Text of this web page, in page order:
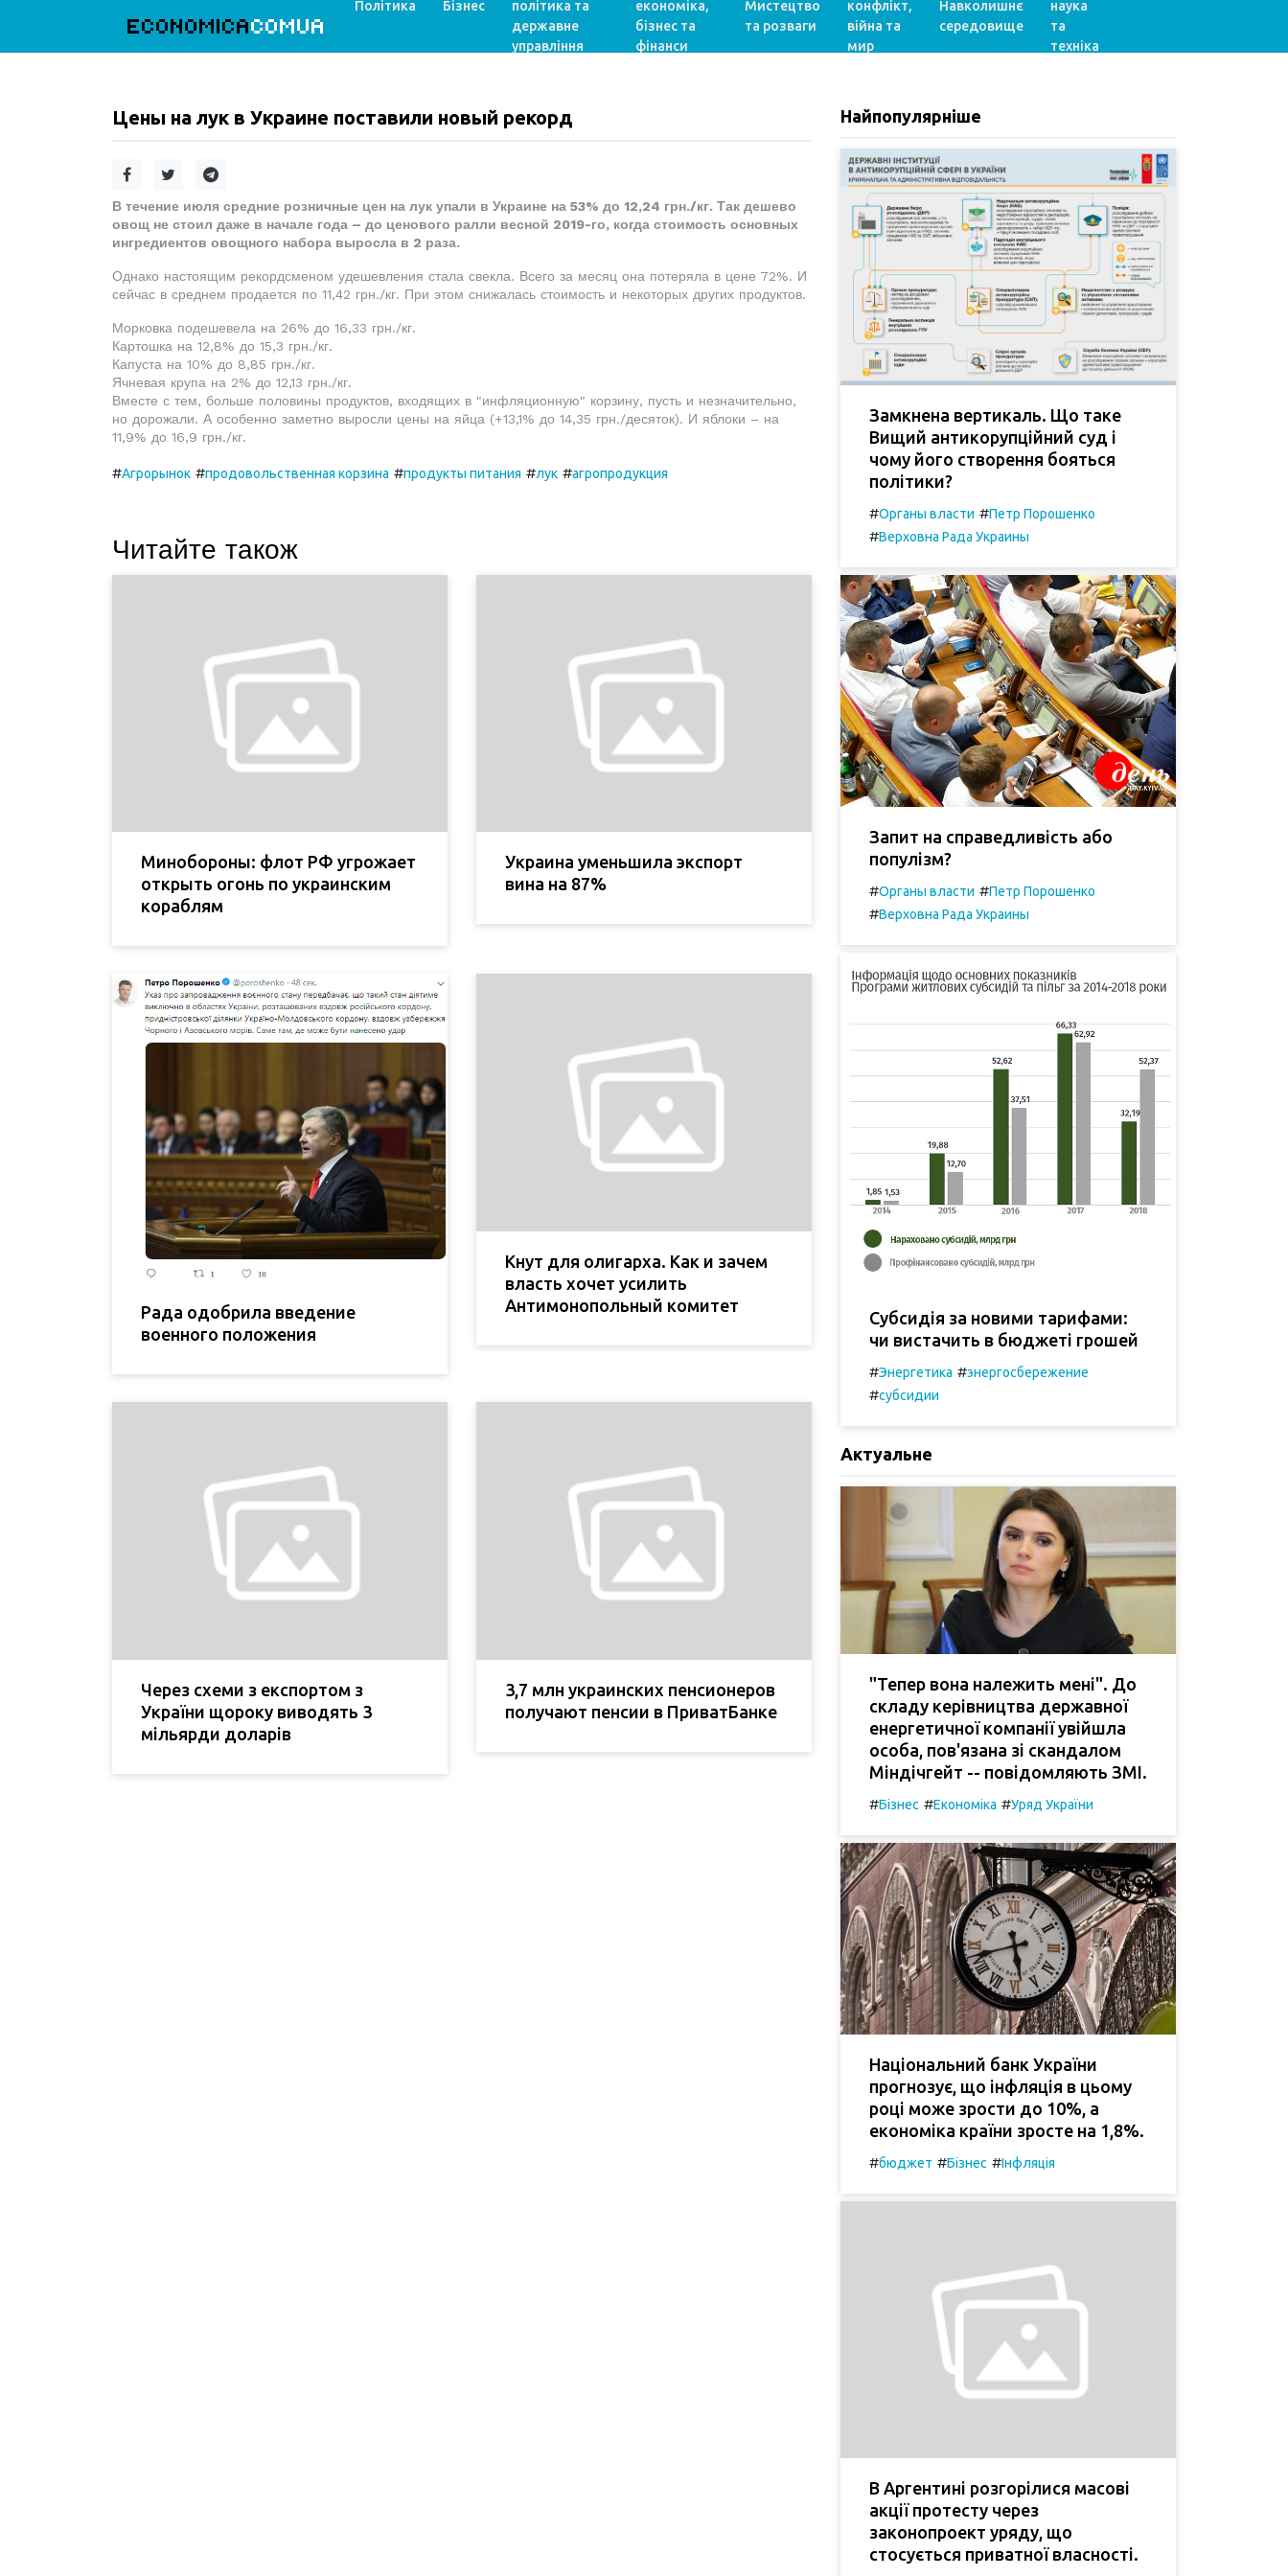
ECONOMICACOMUA
Політика Бізнес
політика та
державне
управління
економіка,
бізнес та
фінанси
Мистецтво
та розваги
конфлікт,
війна та
мир
Навколишнє
середовище
наука
та
техніка
Цены на лук в Украине поставили новый рекорд
В течение июля средние розничные цен на лук упали в Украине на 53% до 12,24 грн./кг. Так дешево
овощ не стоил даже в начале года – до ценового ралли весной 2019-го, когда стоимость основных
ингредиентов овощного набора выросла в 2 раза.
Однако настоящим рекордсменом удешевления стала свекла. Всего за месяц она потеряла в цене 72%. И
сейчас в среднем продается по 11,42 грн./кг. При этом снижалась стоимость и некоторых других продуктов.
Морковка подешевела на 26% до 16,33 грн./кг.
Картошка на 12,8% до 15,3 грн./кг.
Капуста на 10% до 8,85 грн./кг.
Ячневая крупа на 2% до 12,13 грн./кг.
Вместе с тем, больше половины продуктов, входящих в "инфляционную" корзину, пусть и незначительно,
но дорожали. А особенно заметно выросли цены на яйца (+13,1% до 14,35 грн./десяток). И яблоки – на
11,9% до 16,9 грн./кг.
#Агрорынок #продовольственная корзина #продукты питания #лук #агропродукция
Читайте також
Минобороны: флот РФ угрожает
открыть огонь по украинским
кораблям
Украина уменьшила экспорт
вина на 87%
Рада одобрила введение
военного положения
Кнут для олигарха. Как и зачем
власть хочет усилить
Антимонопольный комитет
Через схеми з експортом з
України щороку виводять 3
мільярди доларів
3,7 млн украинских пенсионеров
получают пенсии в ПриватБанке
Найпопулярніше
Замкнена вертикаль. Що таке
Вищий антикорупційний суд і
чому його створення бояться
політики?
#Органы власти #Петр Порошенко
#Верховна Рада Украины
Запит на справедливість або
популізм?
#Органы власти #Петр Порошенко
#Верховна Рада Украины
Субсидія за новими тарифами:
чи вистачить в бюджеті грошей
#Энергетика #энергосбережение
#субсидии
Актуальне
"Тепер вона належить мені". До
складу керівництва державної
енергетичної компанії увійшла
особа, пов'язана зі скандалом
Міндічгейт -- повідомляють ЗМІ.
#Бізнес #Економіка #Уряд України
Національний банк України
прогнозує, що інфляція в цьому
році може зрости до 10%, а
економіка країни зросте на 1,8%.
#бюджет #Бізнес #Інфляція
В Аргентині розгорілися масові
акції протесту через
законопроект уряду, що
стосується приватної власності.